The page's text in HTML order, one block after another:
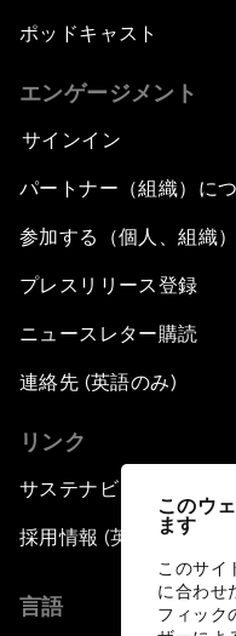
このウ
ます
このサイ
に合わせ
フィック
ポッドキャスト
エンゲージメント
サインイン
パートナー（組織）に
参加する（個人、組織）
プレスリリース登録
ニュースレター購読
連絡先 (英語のみ)
リンク
サステナビリティへの取
採用情報 (英語のみ)
言語